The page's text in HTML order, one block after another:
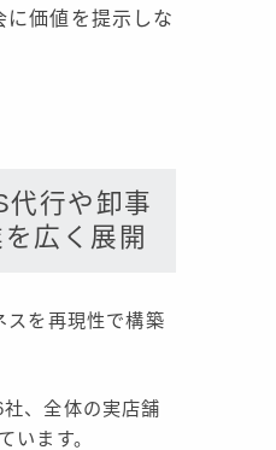
価値を提示しな
行や卸事
広く展開
スを再現性で構築
、全体の実店舗
います。